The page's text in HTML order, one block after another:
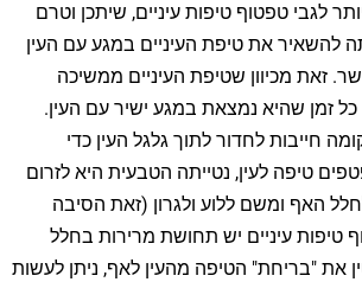
לגבי טפטוף טיפות עיניים, שיתכן וטרם
את טיפת העיניים במגע עם העין
זאת מכיוון שטיפת העיניים ממשיכה
זמן שהיא נמצאת במגע ישיר עם העין.
חייבות לחדור לתוך גלגל העין כדי
טיפה לעין, נטייתה הטבעית היא לזרום
האף ומשם ללוע ולגרון (זאת הסיבה
טיפות עיניים יש תחושת מרירות בחלל
את "בריחת" הטיפה מהעין לאף, ניתן לעשות